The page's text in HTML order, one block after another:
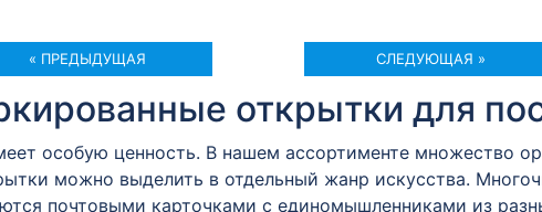
« ПРЕДЫДУЩАЯ СЛЕДУЮЩАЯ »
открытки для
особую ценность. В нашем ассортименте множество
можно выделить в отдельный жанр искусства.
почтовыми карточками с единомышленниками из